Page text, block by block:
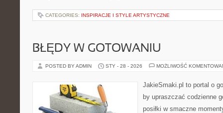
CATEGORIES: INSPIRACJE I STYLE ARTYSTYCZNE
BŁĘDY W GOTOWANIU
POSTED BY ADMIN STY - 28 - 2026 MOŻLIWOŚĆ
JakieSmaki.pl to portal o
by upraszczać codzienne
posiłki w smaczne